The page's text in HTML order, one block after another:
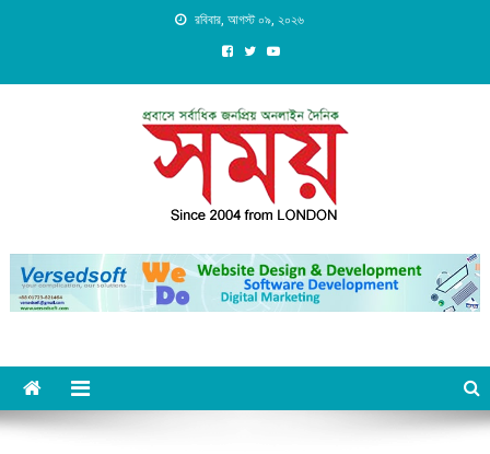
রবিবার, আগস্ট ০৯, ২০২৬
Daily Shomoy, Since 2004
from LONDON